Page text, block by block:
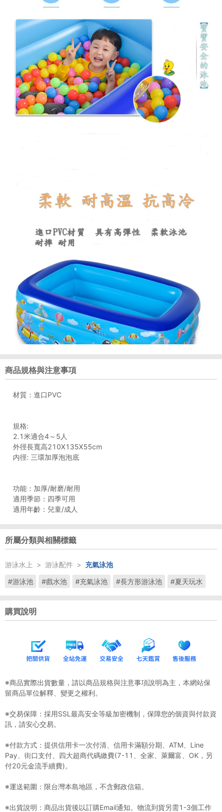
商品規格與注意事項
材質：進口PVC
規格:
2.1米適合4～5人
外徑長寬高210X135X55cm
内徑: 三環加厚泡泡底
功能：加厚/耐磨/耐用
適用季節：四季可用
所屬分類與相關標籤
游泳水上 > 游泳配件 > 充氣泳池
#游泳池
#戲水池 #充氣泳池 #長方形游泳池 #夏天玩水
購買說明
※商品實際出貨數量，請以商品規格與注意事項說明為主，本網站保
留商品單位解釋、變更之權利。
※交易保障：採用SSL最高安全等級加密機制，保障您的個資與付款資
訊，請安心交易。
※付款方式：提供信用卡一次付清、信用卡滿額分期、ATM、Line
Pay、街口支付、四大超商代碼繳費(7-11、全家、萊爾富、OK，另
付20元金流手續費)。
※運送範圍：限台灣本島地區，不含郵政信箱。
※出貨說明：商品出貨後以訂購Email通知。物流到貨另需1-3個工作